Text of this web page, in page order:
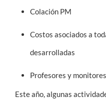
Colación PM
Costos asociados a
desarrolladas
Profesores y
Este año, algunas